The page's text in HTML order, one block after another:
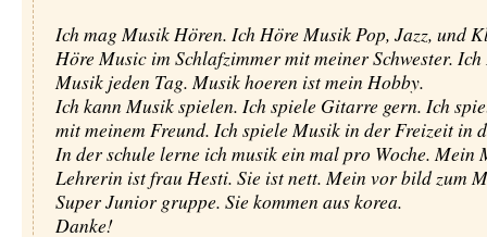
Ich mag Musik Hören. Ich Höre Musik Pop, Jazz, und
Höre Music im Schlafzimmer mit meiner Schwester.
Musik jeden Tag. Musik hoeren ist mein Hobby.
Ich kann Musik spielen. Ich spiele Gitarre gern. Ich
mit meinem Freund. Ich spiele Musik in der Freizeit in
In der schule lerne ich musik ein mal pro Woche. Mein
Lehrerin ist frau Hesti. Sie ist nett. Mein vor bild zum
Super Junior gruppe. Sie kommen aus korea.
Danke!